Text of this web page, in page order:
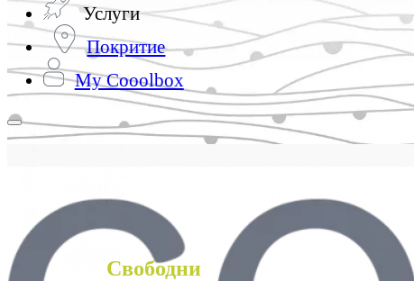
Услуги
Покритие
My Cooolbox
Навигационно
меню
Свободни